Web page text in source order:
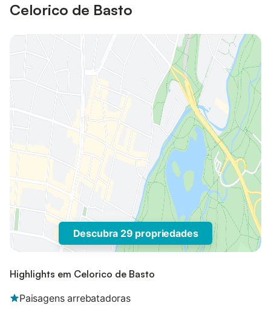
Celorico de Basto
Descubra 29 propriedades
Highlights em Celorico de Basto
Paisagens arrebatadoras